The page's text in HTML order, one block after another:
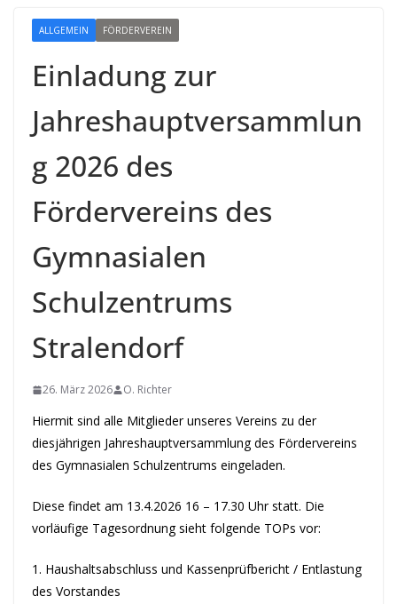
ALLGEMEIN FÖRDERVEREIN
Einladung zur
Jahreshauptversammlun
g 2026 des
Fördervereins des
Gymnasialen
Schulzentrums
Stralendorf
26. März 2026 O. Richter
Hiermit sind alle Mitglieder unseres Vereins zu der
diesjährigen Jahreshauptversammlung des Fördervereins
des Gymnasialen Schulzentrums eingeladen.
Diese findet am 13.4.2026 16 – 17.30 Uhr statt. Die
vorläufige Tagesordnung sieht folgende TOPs vor:
1. Haushaltsabschluss und Kassenprüfbericht / Entlastung
des Vorstandes